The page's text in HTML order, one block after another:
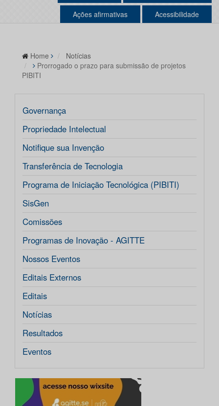
Ações afirmativas Acessibilidade
Home
Notícias
Prorrogado o prazo para submissão de projetos
PIBITI
Governança
Propriedade Intelectual
Notifique sua Invenção
Transferência de Tecnologia
Programa de Iniciação Tecnológica (PIBITI)
SisGen
Comissões
Programas de Inovação - AGITTE
Nossos Eventos
Editais Externos
Editais
Notícias
Resultados
Eventos